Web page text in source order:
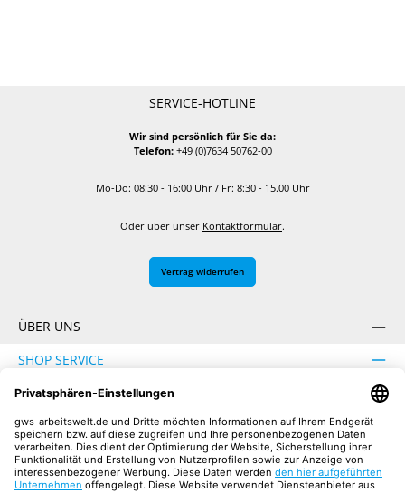
SERVICE-HOTLINE
Wir sind persönlich für Sie da:
Telefon:+49 (0)7634 50762-00
Mo-Do: 08:30 - 16:00 Uhr / Fr: 8:30 - 15.00 Uhr
Oder über unser Kontaktformular.
Vertrag widerrufen
ÜBER UNS
SHOP SERVICE
INFORMATION
SICHER EINKAUFEN
UNSERE COMMUNITIES